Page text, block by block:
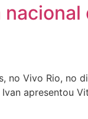
no Vivo Rio,
apresentou